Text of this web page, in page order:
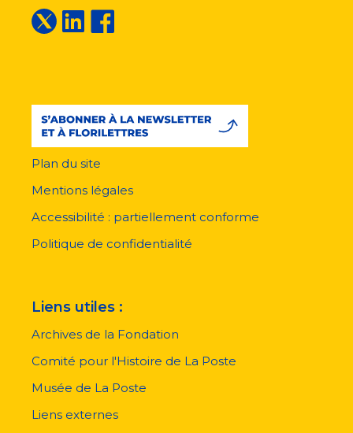
pied
page
Plan du site
Mentions légales
Accessibilité : partiellement conforme
Politique de confidentialité
Liens utiles :
Archives de la Fondation
Comité pour l'Histoire de La Poste
Musée de La Poste
Liens externes